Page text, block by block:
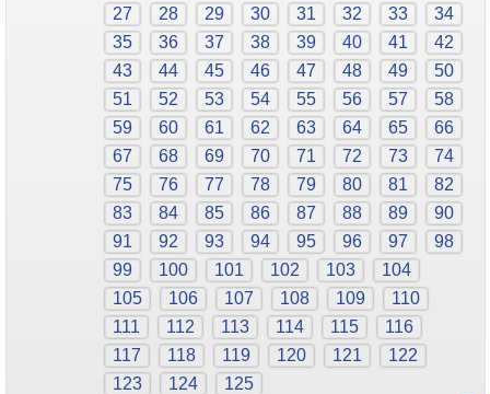
27
28 29 30 31 32 33
34
35
36 37 38 39 40 41
42
43
44 45 46 47 48 49
50
51
52 53 54 55 56 57
58
59
60 61 62 63 64 65
66
67
68 69 70 71 72 73
74
75
76 77 78 79 80 81
82
83
84 85 86 87 88 89
90
91
92 93 94 95 96 97
98
99
100 101 102 103
104
105
106 107 108 109
110
111
112 113 114 115
116
117
118 119 120 121
122
123
124 125